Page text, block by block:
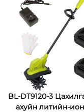
BL-DT9120-3
ахуйн литийн-